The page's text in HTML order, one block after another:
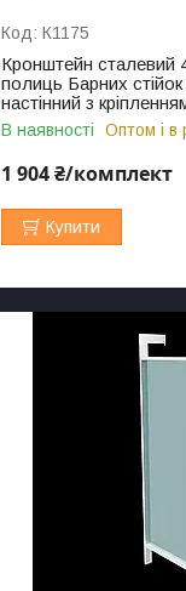
К1175
Кронштейн сталевий
полиць Барних
настінний з
В наявності Оптом і в
1 904 ₴/комплект
Купити